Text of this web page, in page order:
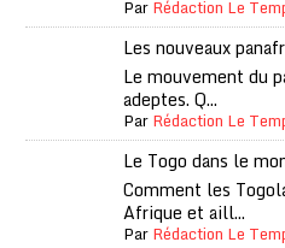
ParRédaction Le
Les nouveaux
Le mouvement du
adeptes. Q...
ParRédaction Le
Le Togo dans le
Comment les
Afrique et aill...
ParRédaction Le